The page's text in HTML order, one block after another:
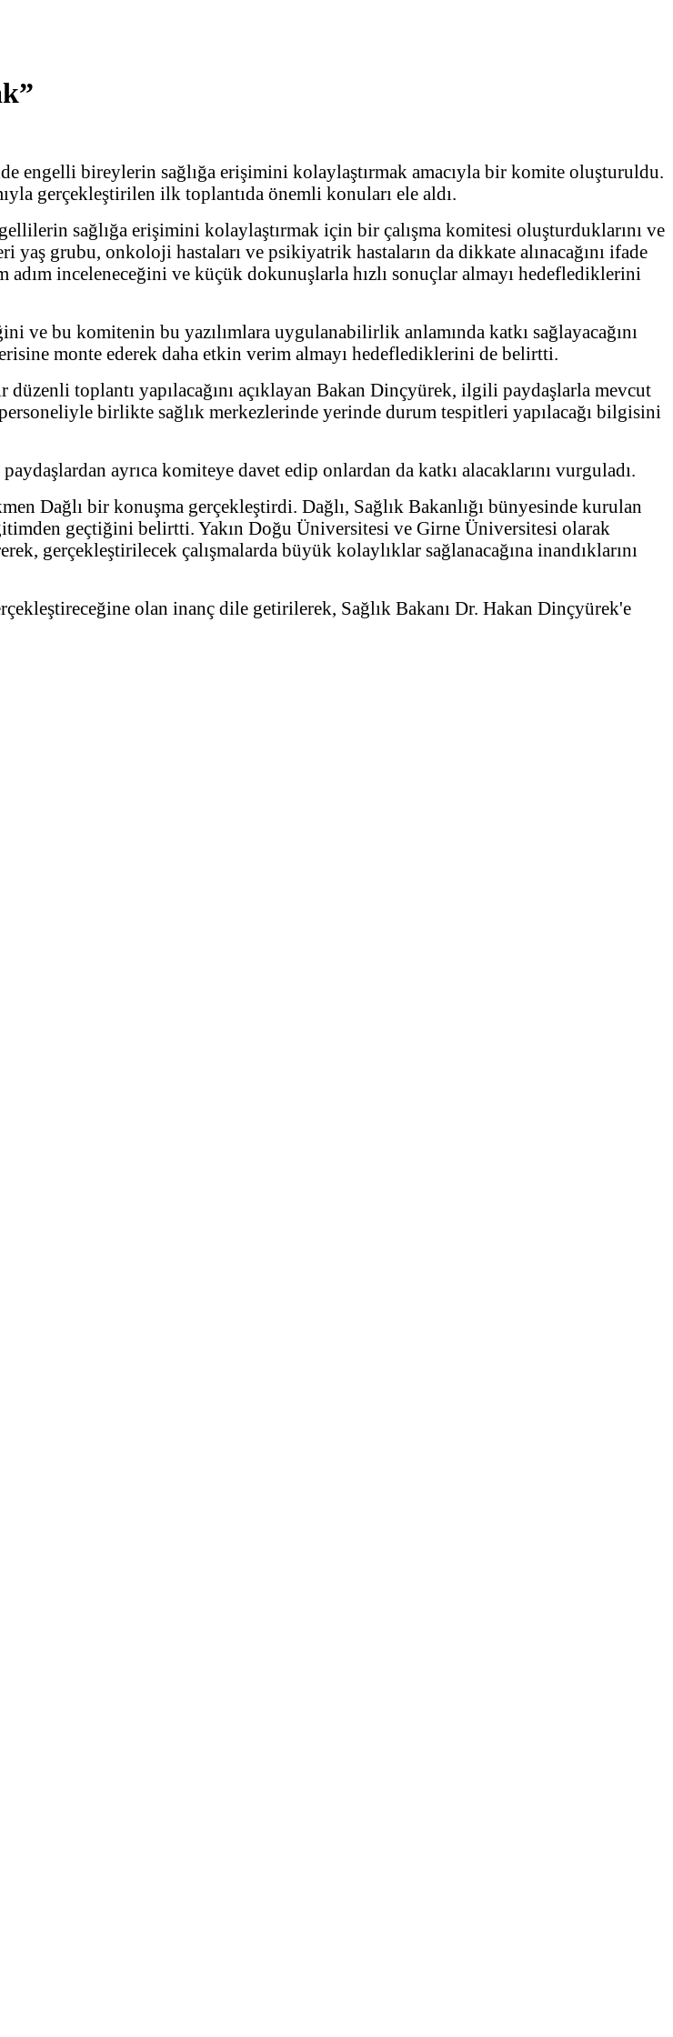
engelli bireylerin sağlığa erişimini kolaylaştırmak amacıyla bir komite oluşturuldu.
gerçekleştirilen ilk toplantıda önemli konuları ele aldı.
sağlığa erişimini kolaylaştırmak için bir çalışma komitesi oluşturduklarını ve
yaş grubu, onkoloji hastaları ve psikiyatrik hastaların da dikkate alınacağını ifade
adım inceleneceğini ve küçük dokunuşlarla hızlı sonuçlar almayı hedeflediklerini
ve bu komitenin bu yazılımlara uygulanabilirlik anlamında katkı sağlayacağını
monte ederek daha etkin verim almayı hedeflediklerini de belirtti.
toplantı yapılacağını açıklayan Bakan Dinçyürek, ilgili paydaşlarla mevcut
birlikte sağlık merkezlerinde yerinde durum tespitleri yapılacağı bilgisini
ayrıca komiteye davet edip onlardan da katkı alacaklarını vurguladı.
Dağlı bir konuşma gerçekleştirdi. Dağlı, Sağlık Bakanlığı bünyesinde kurulan
geçtiğini belirtti. Yakın Doğu Üniversitesi ve Girne Üniversitesi olarak
gerçekleştirilecek çalışmalarda büyük kolaylıklar sağlanacağına inandıklarını
olan inanç dile getirilerek, Sağlık Bakanı Dr. Hakan Dinçyürek'e